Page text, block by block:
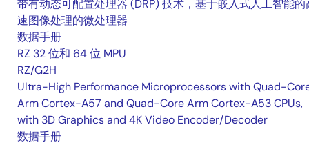
带有动态可配置处理器 (DRP) 技术，基于嵌入式人工智能的
速图像处理的微处理器
数据手册
RZ 32 位和 64 位 MPU
RZ/G2H
Ultra-High Performance Microprocessors with Quad-
Arm Cortex-A57 and Quad-Core Arm Cortex-A53 CPUs,
with 3D Graphics and 4K Video Encoder/Decoder
数据手册